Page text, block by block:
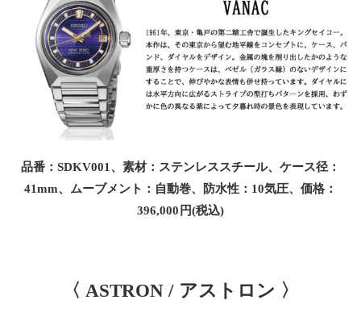
品番：SDKV001、素材：ステンレススチール、ケース径：
41mm、ムーブメント：自動巻、防水性：10気圧、価格：
396,000円(税込)
〈 ASTRON / アストロン 〉